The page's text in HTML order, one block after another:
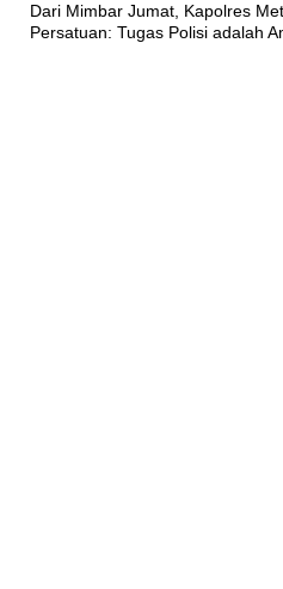
Dari Mimbar Jumat, Kapolres
Persatuan: Tugas Polisi adalah